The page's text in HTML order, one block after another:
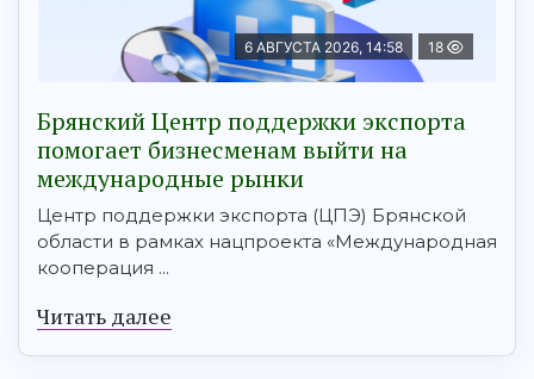
6 АВГУСТА 2026, 14:58 18
Брянский Центр поддержки экспорта
помогает бизнесменам выйти на
международные рынки
Центр поддержки экспорта (ЦПЭ) Брянской
области в рамках нацпроекта «Международная
кооперация ...
Читать далее